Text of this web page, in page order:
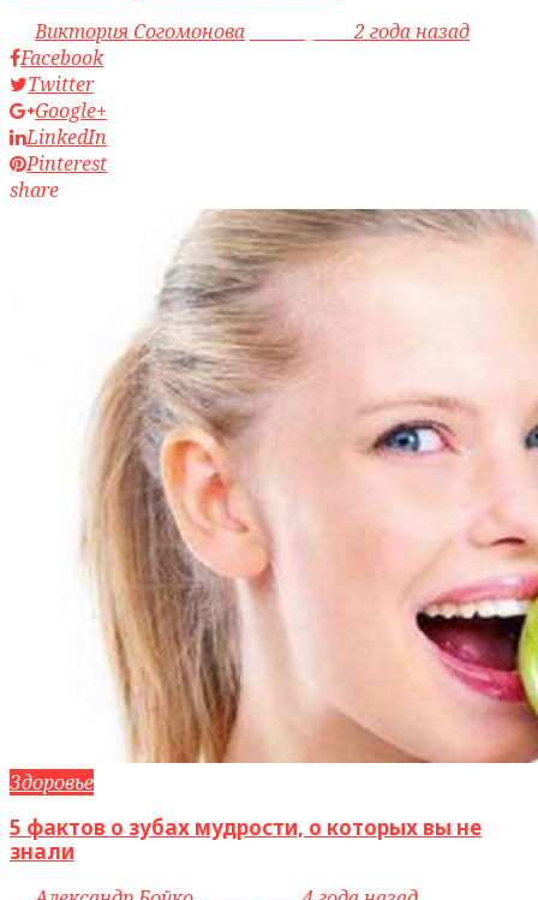
byВиктория Согомонова access_time2 года назад
Facebook
Twitter
Google+
LinkedIn
Pinterest
share
Здоровье
5 фактов о зубах мудрости, о которых вы не
знали